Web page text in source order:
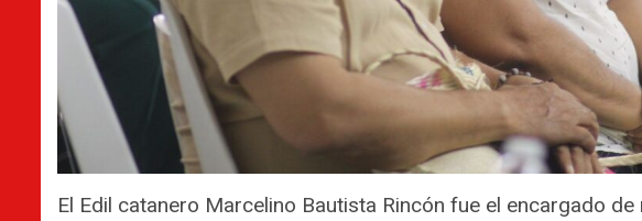
El Edil catanero Marcelino Bautista Rincón fue el encargado